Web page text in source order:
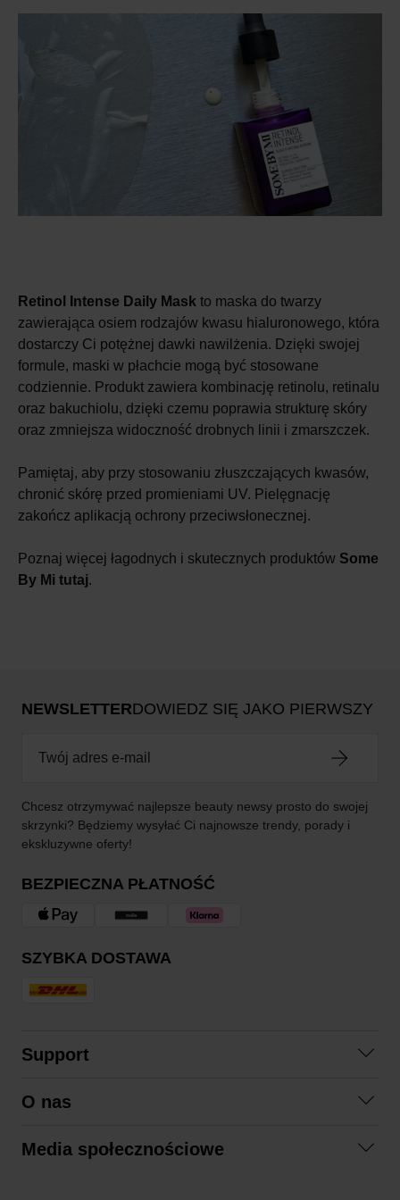
Retinol Intense Daily Mask to maska do twarzy
zawierająca osiem rodzajów kwasu hialuronowego, która
dostarczy Ci potężnej dawki nawilżenia. Dzięki swojej
formule, maski w płachcie mogą być stosowane
codziennie. Produkt zawiera kombinację retinolu, retinalu
oraz bakuchiolu, dzięki czemu poprawia strukturę skóry
oraz zmniejsza widoczność drobnych linii i zmarszczek.
Pamiętaj, aby przy stosowaniu złuszczających kwasów,
chronić skórę przed promieniami UV. Pielęgnację
zakończ aplikacją ochrony przeciwsłonecznej.
Poznaj więcej łagodnych i skutecznych produktów Some
By Mi tutaj.
NEWSLETTERDOWIEDZ SIĘ JAKO PIERWSZY
Chcesz otrzymywać najlepsze beauty newsy prosto do swojej
skrzynki? Będziemy wysyłać Ci najnowsze trendy, porady i
ekskluzywne oferty!
BEZPIECZNA PŁATNOŚĆ
SZYBKA DOSTAWA
Support
Regulamin zakupów
O nas
Zrównoważony rozwój
Media społecznościowe